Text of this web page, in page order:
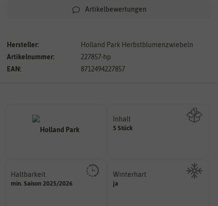
Artikelbewertungen
Hersteller:
Holland Park Herbstblumenzwiebeln
Artikelnummer:
227857-hp
EAN:
8712494227857
Inhalt
5 StückWie viel ist enthalten
Haltbarkeit
min. Saison 2025/2026
und Pflanzgut sehr gut keimen
sollte.
Winterhart
ja
Probleme überwintern können.